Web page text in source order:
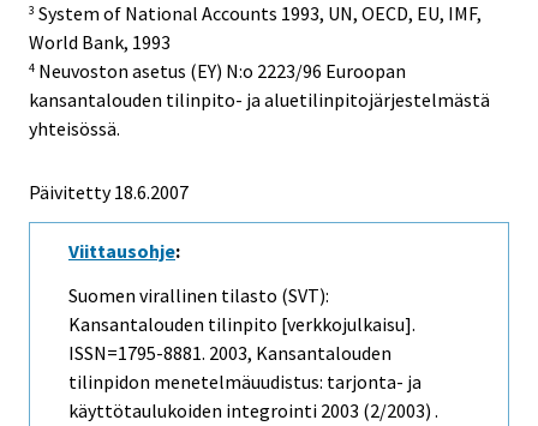
3 System of National Accounts 1993, UN, OECD, EU, IMF,
World Bank, 1993
4 Neuvoston asetus (EY) N:o 2223/96 Euroopan
kansantalouden tilinpito- ja aluetilinpitojärjestelmästä
yhteisössä.
Päivitetty18.6.2007
Viittausohje:
Suomen virallinen tilasto (SVT):
Kansantalouden tilinpito [verkkojulkaisu].
ISSN=1795-8881. 2003, Kansantalouden
tilinpidon menetelmäuudistus: tarjonta- ja
käyttötaulukoiden integrointi 2003 (2/2003) .